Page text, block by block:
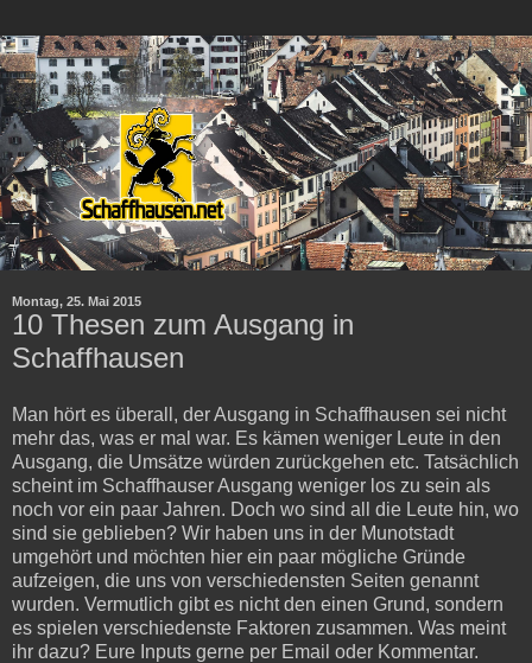
Montag, 25. Mai 2015
10 Thesen zum Ausgang in
Schaffhausen
Man hört es überall, der Ausgang in Schaffhausen sei nicht
mehr das, was er mal war. Es kämen weniger Leute in den
Ausgang, die Umsätze würden zurückgehen etc. Tatsächlich
scheint im Schaffhauser Ausgang weniger los zu sein als
noch vor ein paar Jahren. Doch wo sind all die Leute hin, wo
sind sie geblieben? Wir haben uns in der Munotstadt
umgehört und möchten hier ein paar mögliche Gründe
aufzeigen, die uns von verschiedensten Seiten genannt
wurden. Vermutlich gibt es nicht den einen Grund, sondern
es spielen verschiedenste Faktoren zusammen. Was meint
ihr dazu? Eure Inputs gerne per Email oder Kommentar.